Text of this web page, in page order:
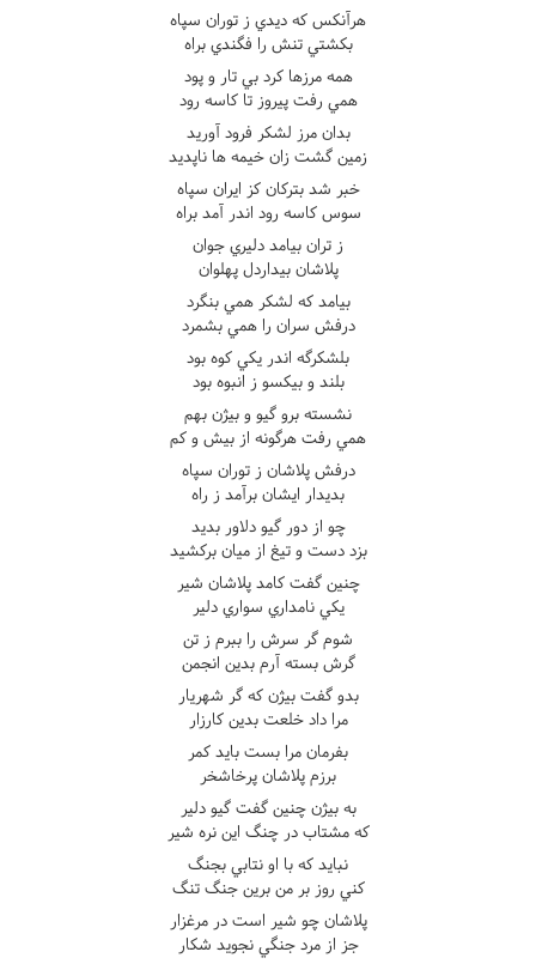
هرآنکس که ديدي ز توران سپاه
بکشتي تنش را فگندي براه
همه مرزها کرد بي تار و پود
همي رفت پيروز تا کاسه رود
بدان مرز لشکر فرود آوريد
زمين گشت زان خيمه ها ناپديد
خبر شد بترکان کز ايران سپاه
سوس کاسه رود اندر آمد براه
ز تران بيامد دليري جوان
پلاشان بيداردل پهلوان
بيامد که لشکر همي بنگرد
درفش سران را همي بشمرد
بلشکرگه اندر يکي کوه بود
بلند و بيکسو ز انبوه بود
نشسته برو گيو و بيژن بهم
همي رفت هرگونه از بيش و کم
درفش پلاشان ز توران سپاه
بديدار ايشان برآمد ز راه
چو از دور گيو دلاور بديد
بزد دست و تيغ از ميان برکشيد
چنين گفت کامد پلاشان شير
يکي نامداري سواري دلير
شوم گر سرش را ببرم ز تن
گرش بسته آرم بدين انجمن
بدو گفت بيژن که گر شهريار
مرا داد خلعت بدين کارزار
بفرمان مرا بست بايد کمر
برزم پلاشان پرخاشخر
به بيژن چنين گفت گيو دلير
که مشتاب در چنگ اين نره شير
نبايد که با او نتابي بجنگ
کني روز بر من برين جنگ تنگ
پلاشان چو شير است در مرغزار
جز از مرد جنگي نجويد شکار